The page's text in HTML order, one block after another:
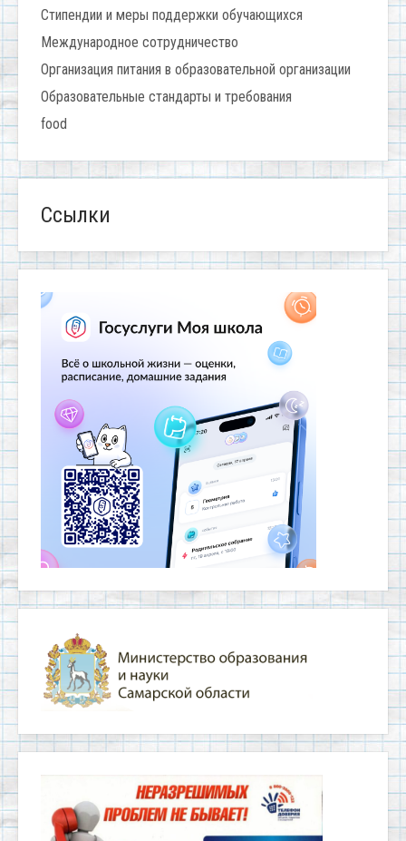
Стипендии и меры поддержки обучающихся
Международное сотрудничество
Организация питания в образовательной организации
Образовательные стандарты и требования
food
Ссылки